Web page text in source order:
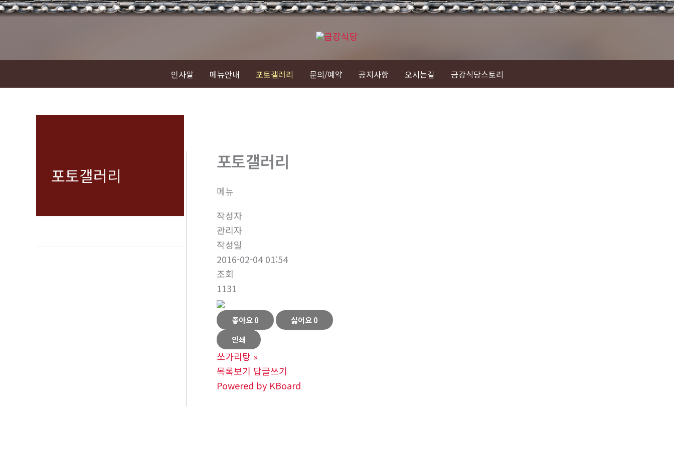
콘
건
인사말 메뉴안내 포토갤러리 문의/예약 공지사항 오시는길 금강식당스토리
포토갤러리
포토갤러리
메뉴
작성자
관리자
작성일
2016-02-04 01:54
조회
1131
좋아요0 싫어요0
인쇄
쏘가리탕 »
목록보기 답글쓰기
Powered by KBoard